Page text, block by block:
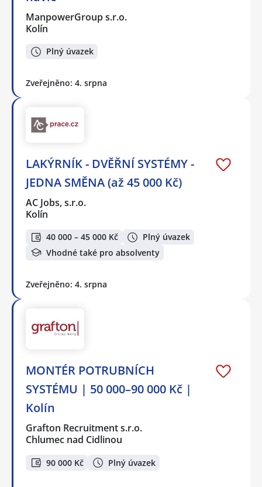
ManpowerGroup s.r.o.
Kolín
Plný úvazek
Zveřejněno: 4. srpna
LAKÝRNÍK - DVĚŘNÍ SYSTÉMY -
JEDNA SMĚNA (až 45 000 Kč)
AC Jobs, s.r.o.
Kolín
40 000 – 45 000 Kč
Plný úvazek
Vhodné také pro absolventy
Zveřejněno: 4. srpna
MONTÉR POTRUBNÍCH
SYSTÉMU | 50 000–90 000 Kč |
Kolín
Grafton Recruitment s.r.o.
Chlumec nad Cidlinou
90 000 Kč Plný úvazek